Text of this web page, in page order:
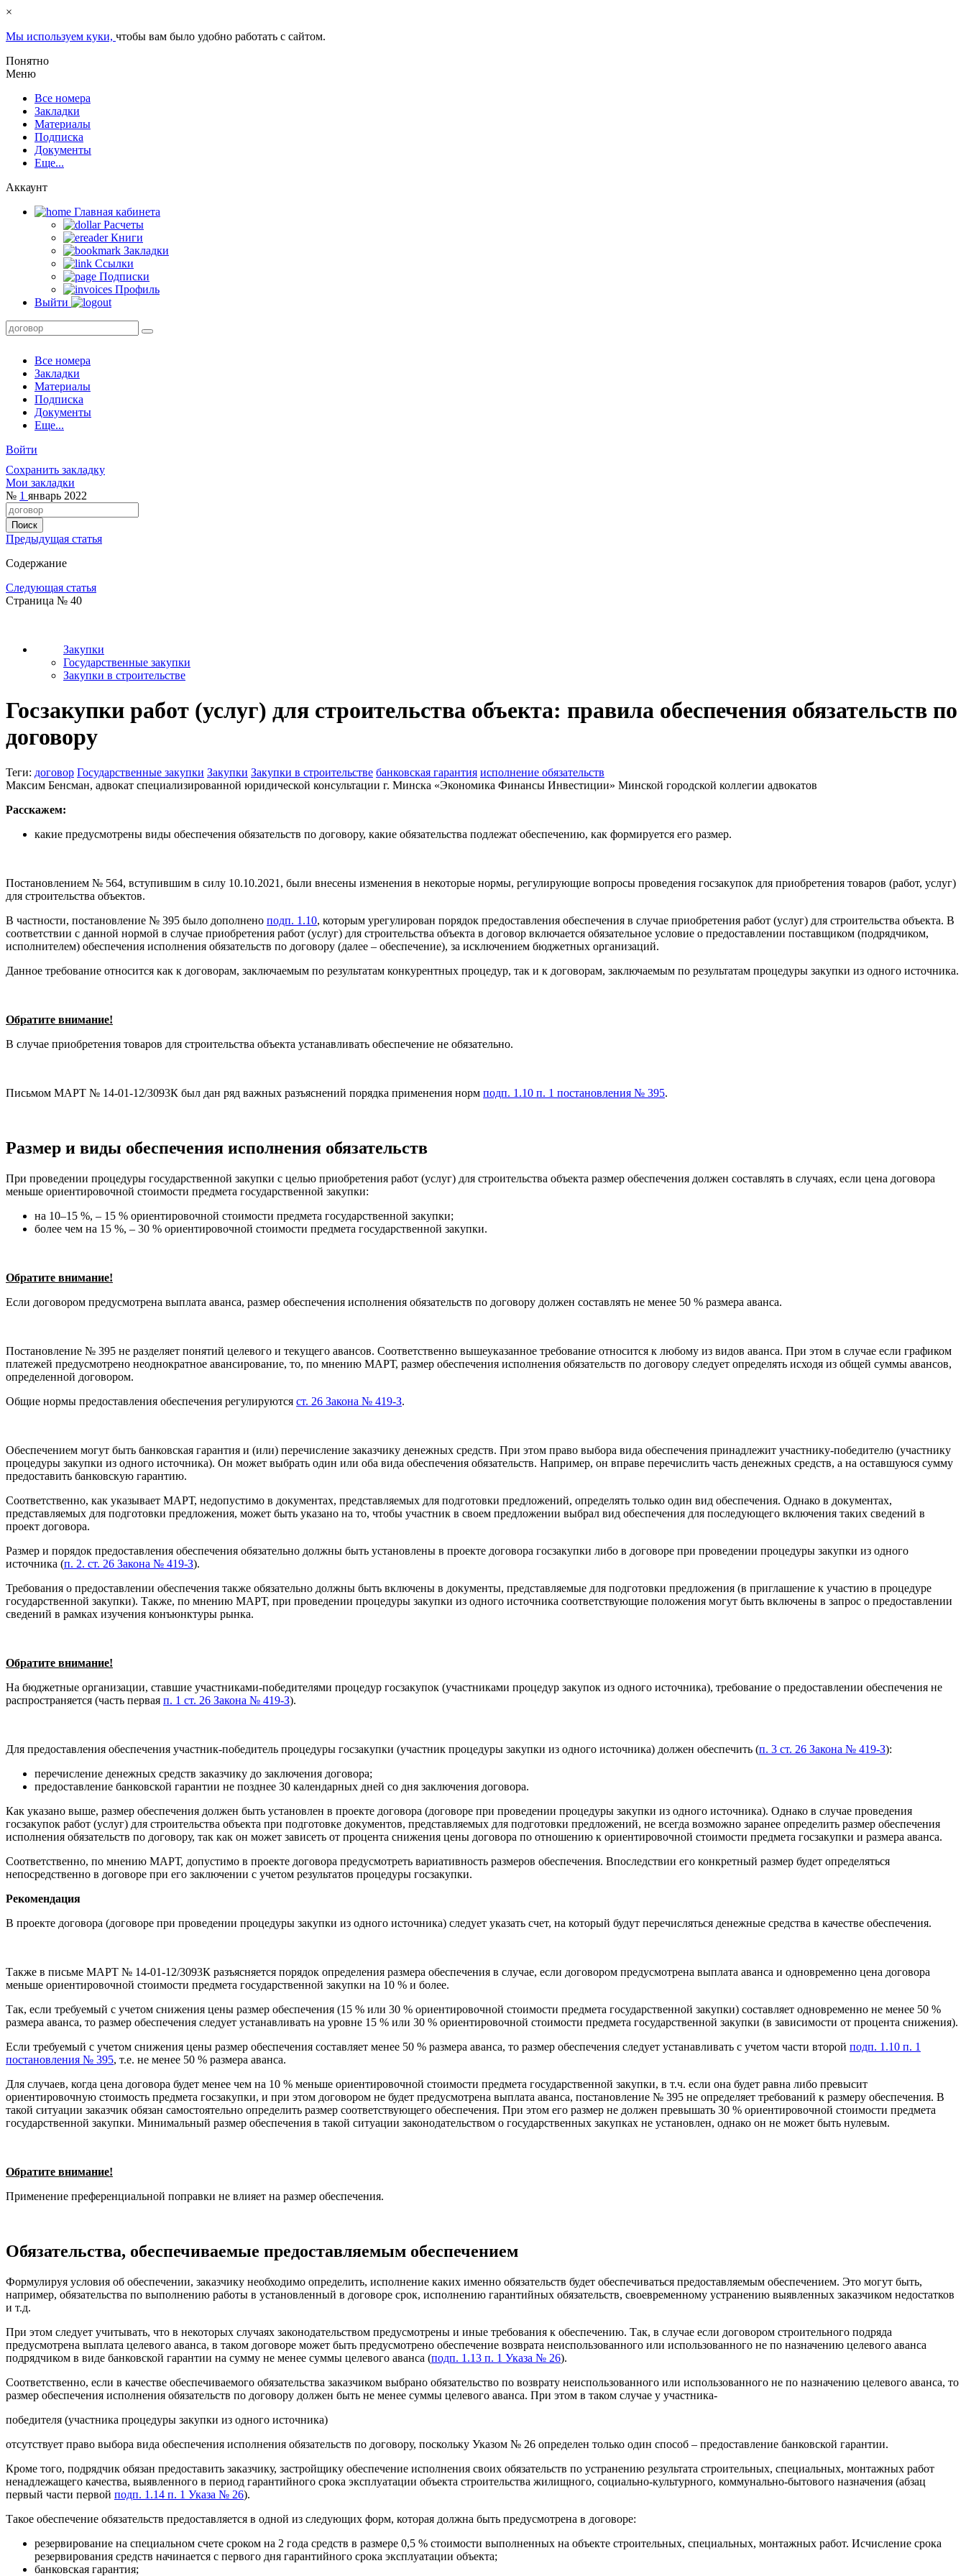
×
Мы используем куки, чтобы вам было удобно работать с сайтом.
Понятно
Меню
Все номера
Закладки
Материалы
Подписка
Документы
Еще...
Аккаунт
Главная кабинета
Расчеты
Книги
Закладки
Ссылки
Подписки
Профиль
Выйти
Все номера
Закладки
Материалы
Подписка
Документы
Еще...
Войти
Сохранить закладку
Мои закладки
№ 1 январь 2022
Предыдущая статья
Содержание
Следующая статья
Страница № 40
Закупки
Государственные закупки
Закупки в строительстве
Госзакупки работ (услуг) для строительства объекта: правила обеспечения обязательств по
договору
Теги: договор Государственные закупки Закупки Закупки в строительстве банковская гарантия исполнение обязательств
Максим Бенсман, адвокат специализированной юридической консультации г. Минска «Экономика Финансы Инвестиции» Минской городской коллегии адвокатов
Расскажем:
какие предусмотрены виды обеспечения обязательств по договору, какие обязательства подлежат обеспечению, как формируется его размер.
Постановлением № 564, вступившим в силу 10.10.2021, были внесены изменения в некоторые нормы, регулирующие вопросы проведения госзакупок для приобретения товаров (работ, услуг)
для строительства объектов.
В частности, постановление № 395 было дополнено подп. 1.10, которым урегулирован порядок предоставления обеспечения в случае приобретения работ (услуг) для строительства объекта. В
соответствии с данной нормой в случае приобретения работ (услуг) для строительства объекта в договор включается обязательное условие о предоставлении поставщиком (подрядчиком,
исполнителем) обеспечения исполнения обязательств по договору (далее – обеспечение), за исключением бюджетных организаций.
Данное требование относится как к договорам, заключаемым по результатам конкурентных процедур, так и к договорам, заключаемым по результатам процедуры закупки из одного источника.
Обратите внимание!
В случае приобретения товаров для строительства объекта устанавливать обеспечение не обязательно.
Письмом МАРТ № 14-01-12/3093К был дан ряд важных разъяснений порядка применения норм подп. 1.10 п. 1 постановления № 395.
Размер и виды обеспечения исполнения обязательств
При проведении процедуры государственной закупки с целью приобретения работ (услуг) для строительства объекта размер обеспечения должен составлять в случаях, если цена договора
меньше ориентировочной стоимости предмета государственной закупки:
на 10‒15 %, ‒ 15 % ориентировочной стоимости предмета государственной закупки;
более чем на 15 %, ‒ 30 % ориентировочной стоимости предмета государственной закупки.
Обратите внимание!
Если договором предусмотрена выплата аванса, размер обеспечения исполнения обязательств по договору должен составлять не менее 50 % размера аванса.
Постановление № 395 не разделяет понятий целевого и текущего авансов. Соответственно вышеуказанное требование относится к любому из видов аванса. При этом в случае если графиком
платежей предусмотрено неоднократное авансирование, то, по мнению МАРТ, размер обеспечения исполнения обязательств по договору следует определять исходя из общей суммы авансов,
определенной договором.
Общие нормы предоставления обеспечения регулируются ст. 26 Закона № 419-З.
Обеспечением могут быть банковская гарантия и (или) перечисление заказчику денежных средств. При этом право выбора вида обеспечения принадлежит участнику-победителю (участнику
процедуры закупки из одного источника). Он может выбрать один или оба вида обеспечения обязательств. Например, он вправе перечислить часть денежных средств, а на оставшуюся сумму
предоставить банковскую гарантию.
Соответственно, как указывает МАРТ, недопустимо в документах, представляемых для подготовки предложений, определять только один вид обеспечения. Однако в документах,
представляемых для подготовки предложения, может быть указано на то, чтобы участник в своем предложении выбрал вид обеспечения для последующего включения таких сведений в
проект договора.
Размер и порядок предоставления обеспечения обязательно должны быть установлены в проекте договора госзакупки либо в договоре при проведении процедуры закупки из одного
источника (п. 2. ст. 26 Закона № 419-З).
Требования о предоставлении обеспечения также обязательно должны быть включены в документы, представляемые для подготовки предложения (в приглашение к участию в процедуре
государственной закупки). Также, по мнению МАРТ, при проведении процедуры закупки из одного источника соответствующие положения могут быть включены в запрос о предоставлении
сведений в рамках изучения конъюнктуры рынка.
Обратите внимание!
На бюджетные организации, ставшие участниками-победителями процедур госзакупок (участниками процедур закупок из одного источника), требование о предоставлении обеспечения не
распространяется (часть первая п. 1 ст. 26 Закона № 419-З).
Для предоставления обеспечения участник-победитель процедуры госзакупки (участник процедуры закупки из одного источника) должен обеспечить (п. 3 ст. 26 Закона № 419-З):
перечисление денежных средств заказчику до заключения до­говора;
предоставление банковской гарантии не позднее 30 календарных дней со дня заключения договора.
Как указано выше, размер обеспечения должен быть установлен в проекте договора (договоре при проведении процедуры закупки из одного источника). Однако в случае проведения
госзакупок работ (услуг) для строительства объекта при подготовке документов, представляемых для подготовки предложений, не всегда возможно заранее определить размер обеспечения
исполнения обязательств по договору, так как он может зависеть от процента снижения цены договора по отношению к ориентировочной стоимости предмета госзакупки и размера аванса.
Соответственно, по мнению МАРТ, допустимо в проекте договора предусмотреть вариативность размеров обеспечения. Впоследствии его конкретный размер будет определяться
непосредственно в договоре при его заключении с учетом результатов процедуры госзакупки.
Рекомендация
В проекте договора (договоре при проведении процедуры закупки из одного источника) следует указать счет, на который будут перечисляться денежные средства в качестве обеспечения.
Также в письме МАРТ № 14-01-12/3093К разъясняется порядок определения размера обеспечения в случае, если договором предусмотрена выплата аванса и одновременно цена договора
меньше ориентировочной стоимости предмета государственной закупки на 10 % и более.
Так, если требуемый с учетом снижения цены размер обеспечения (15 % или 30 % ориентировочной стоимости предмета государственной закупки) составляет одновременно не менее 50 %
размера аванса, то размер обеспечения следует устанавливать на уровне 15 % или 30 % ориентировочной стоимости предмета государственной закупки (в зависимости от процента снижения).
Если требуемый с учетом снижения цены размер обеспечения составляет менее 50 % размера аванса, то размер обеспечения следует устанавливать с учетом части второй подп. 1.10 п. 1
постановления № 395, т.е. не менее 50 % размера аванса.
Для случаев, когда цена договора будет менее чем на 10 % меньше ориентировочной стоимости предмета государственной закупки, в т.ч. если она будет равна либо превысит
ориентировочную стоимость предмета госзакупки, и при этом договором не будет предусмотрена выплата аванса, постановление № 395 не определяет требований к размеру обеспечения. В
такой ситуации заказчик обязан самостоятельно определить размер соответствующего обеспечения. При этом его размер не должен превышать 30 % ориентировочной стоимости предмета
государственной закупки. Минимальный размер обеспечения в такой ситуации законодательством о государственных закупках не установлен, однако он не может быть нулевым.
Обратите внимание!
Применение преференциальной поправки не влияет на размер обеспечения.
Обязательства, обеспечиваемые предоставляемым обеспечением
Формулируя условия об обеспечении, заказчику необходимо определить, исполнение каких именно обязательств будет обеспечиваться предоставляемым обеспечением. Это могут быть,
например, обязательства по выполнению работы в установленный в договоре срок, исполнению гарантийных обязательств, своевременному устранению выявленных заказчиком недостатков
и т.д.
При этом следует учитывать, что в некоторых случаях законодательством предусмотрены и иные требования к обеспечению. Так, в случае если договором строительного подряда
предусмотрена выплата целевого аванса, в таком договоре может быть предусмотрено обеспечение возврата неиспользованного или использованного не по назначению целевого аванса
подрядчиком в виде банковской гарантии на сумму не менее суммы целевого аванса (подп. 1.13 п. 1 Указа № 26).
Соответственно, если в качестве обеспечиваемого обязательства заказчиком выбрано обязательство по возврату неиспользованного или использованного не по назначению целевого аванса, то
размер обеспечения исполнения обязательств по договору должен быть не менее суммы целевого аванса. При этом в таком случае у участника-
победителя (участника процедуры закупки из одного источника)
отсутствует право выбора вида обеспечения исполнения обязательств по договору, поскольку Указом № 26 определен только один способ ‒ предоставление банковской гарантии.
Кроме того, подрядчик обязан предоставить заказчику, застройщику обеспечение исполнения своих обязательств по устранению результата строительных, специальных, монтажных работ
ненадлежащего качества, выявленного в период гарантийного срока эксплуатации объекта строительства жилищного, социально-культурного, коммунально-бытового назначения (абзац
первый части первой подп. 1.14 п. 1 Указа № 26).
Такое обеспечение обязательств предоставляется в одной из следующих форм, которая должна быть предусмотрена в договоре:
резервирование на специальном счете сроком на 2 года средств в размере 0,5 % стоимости выполненных на объекте строительных, специальных, монтажных работ. Исчисление срока
резервирования средств начинается с первого дня гарантийного срока эксплуатации объекта;
банковская гарантия;